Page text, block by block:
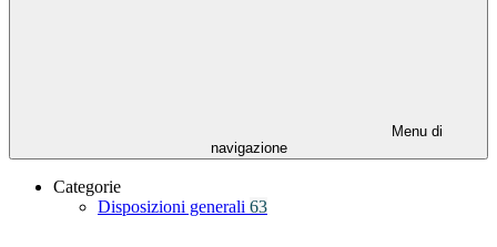
Menu di
navigazione
Categorie
Disposizioni generali 63